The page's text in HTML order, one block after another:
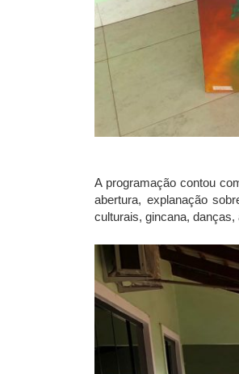
A programação contou
abertura, explanação
culturais, gincana,